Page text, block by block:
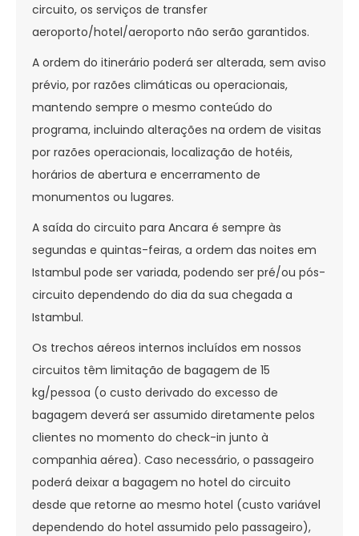
circuito, os serviços de transfer
aeroporto/hotel/aeroporto não serão garantidos.
A ordem do itinerário poderá ser alterada, sem aviso
prévio, por razões climáticas ou operacionais,
mantendo sempre o mesmo conteúdo do
programa, incluindo alterações na ordem de visitas
por razões operacionais, localização de hotéis,
horários de abertura e encerramento de
monumentos ou lugares.
A saída do circuito para Ancara é sempre às
segundas e quintas-feiras, a ordem das noites em
Istambul pode ser variada, podendo ser pré/ou pós-
circuito dependendo do dia da sua chegada a
Istambul.
Os trechos aéreos internos incluídos em nossos
circuitos têm limitação de bagagem de 15
kg/pessoa (o custo derivado do excesso de
bagagem deverá ser assumido diretamente pelos
clientes no momento do check-in junto à
companhia aérea). Caso necessário, o passageiro
poderá deixar a bagagem no hotel do circuito
desde que retorne ao mesmo hotel (custo variável
dependendo do hotel assumido pelo passageiro),